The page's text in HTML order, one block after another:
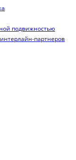
подвижностью
партнеров